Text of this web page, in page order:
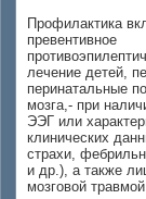
Профилактика
превентивное
лечение детей,
перинатальные
мозга,- при
ЭЭГ или
клинических
страхи,
и др.), а также
мозговой